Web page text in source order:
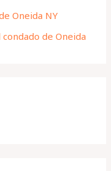
Oneida NY
de Oneida